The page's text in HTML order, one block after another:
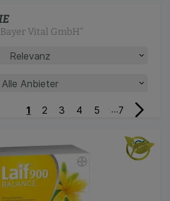
Bayer Vital GmbH“
1 2 3 4 5 ...7 Nächste